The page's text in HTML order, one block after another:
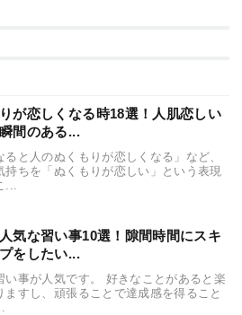
が恋しくなる時18選！人肌恋しい
間のある...
ると人のぬくもりが恋しくなる」など、
持ちを「ぬくもりが恋しい」という表現
...
気な習い事10選！隙間時間にスキ
をしたい...
い事が人気です。 好きなことがあると楽
ますし、頑張ることで達成感を得ること